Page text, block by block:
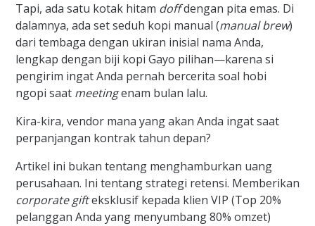
Tapi, ada satu kotak hitam doffdengan pita emas. Di
dalamnya, ada set seduh kopi manual (manual brew)
dari tembaga dengan ukiran inisial nama Anda,
lengkap dengan biji kopi Gayo pilihan—karena si
pengirim ingat Anda pernah bercerita soal hobi
ngopi saat meetingenam bulan lalu.
Kira-kira, vendor mana yang akan Anda ingat saat
perpanjangan kontrak tahun depan?
Artikel ini bukan tentang menghamburkan uang
perusahaan. Ini tentang strategi retensi. Memberikan
corporate gifteksklusif kepada klien VIP (Top 20%
pelanggan Anda yang menyumbang 80% omzet)